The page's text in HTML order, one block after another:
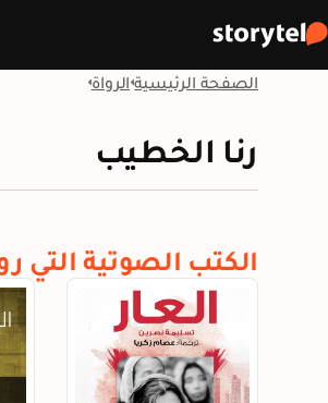
الصفحة الرئيسية الرواة
رنا الخطيب
الكتب الصوتية التي